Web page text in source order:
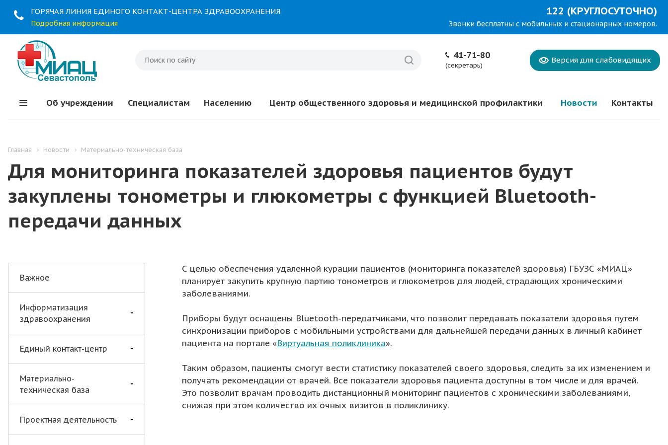
ГОРЯЧАЯ ЛИНИЯ ЕДИНОГО КОНТАКТ-ЦЕНТРА ЗДРАВООХРАНЕНИЯ
Подробная информация
122 (КРУГЛОСУТОЧНО)
Звонки бесплатны с мобильных и стационарных номеров.
41-71-80
(секретарь)
Версия для слабовидящих
Об учреждении Специалистам Населению Центр общественного здоровья и медицинской профилактики Новости Контакты
Главная Новости Материально-техническая база
Для мониторинга показателей здоровья пациентов будут
закуплены тонометры и глюкометры c функцией Bluetooth-
передачи данных
Важное
Информатизация
здравоохранения
Единый контакт-центр
Материально-
техническая база
Проектная деятельность
С целью обеспечения удаленной курации пациентов (мониторинга показателей здоровья) ГБУЗС «МИАЦ»
планирует закупить крупную партию тонометров и глюкометров для людей, страдающих хроническими
заболеваниями.
Приборы будут оснащены Bluetooth-передатчиками, что позволит передавать показатели здоровья путем
синхронизации приборов с мобильными устройствами для дальнейшей передачи данных в личный кабинет
пациента на портале «Виртуальная поликлиника».
Таким образом, пациенты смогут вести статистику показателей своего здоровья, следить за их изменением и
получать рекомендации от врачей. Все показатели здоровья пациента доступны в том числе и для врачей.
Это позволит врачам проводить дистанционный мониторинг пациентов с хроническими заболеваниями,
снижая при этом количество их очных визитов в поликлинику.